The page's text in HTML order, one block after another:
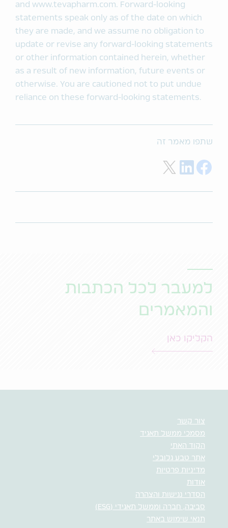
and www.tevapharm.com. Forward-looking
statements speak only as of the date on which
they are made, and we assume no obligation to
update or revise any forward-looking statements
or other information contained herein, whether
as a result of new information, future events or
otherwise. You are cautioned not to put undue
reliance on these forward-looking statements.
שתפו מאמר זה
Share on Facebook
Share on LinkedIn
למעבר לכל הכתבות
והמאמרים
הקליקו כאן
צור קשר
מסמכי ממשל תאגיד
הקוד האתי
אתר טבע גלובלי
מדיניות פרטיות
אודות
הסדרי נגישות והצהרה
סביבה, חברה וממשל תאגידי (ESG)
תנאי שימוש באתר